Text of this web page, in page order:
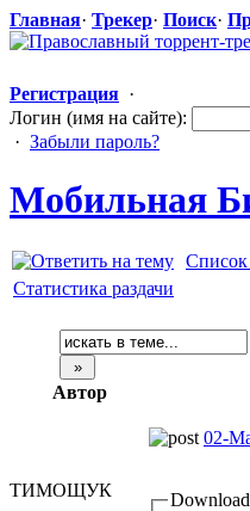
Главная· Трекер· Поиск·
Регистрация ·
Логин (имя на сайте):
· Забыли пароль?
Мобильная
Список
Статистика раздачи
Автор
ТИМОЩУК
02-
Download